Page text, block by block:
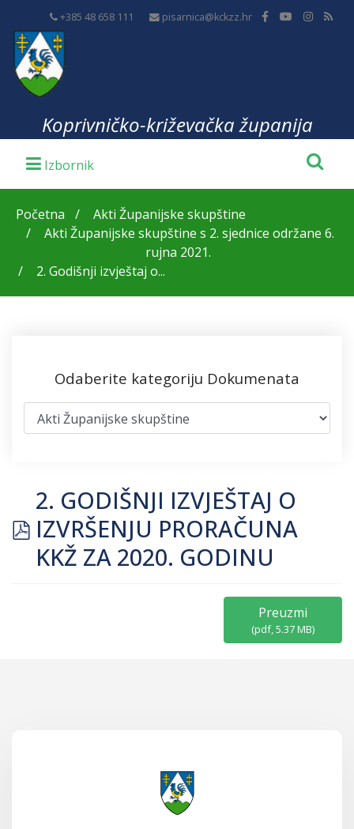
+385 48 658 111 pisarnica@kckzz.hr
Koprivničko-križevačka županija
Početna
Akti Županijske skupštine
Akti Županijske skupštine s 2. sjednice održane 6.
rujna 2021.
2. Godišnji izvještaj o...
Odaberite kategoriju Dokumenata
pdf
2. GODIŠNJI IZVJEŠTAJ O
IZVRŠENJU PRORAČUNA
KKŽ ZA 2020. GODINU
Preuzmi
(pdf,5.37 MB)